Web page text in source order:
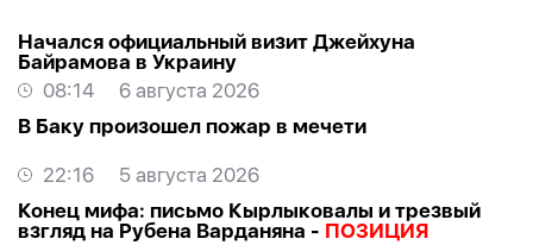
Начался официальный визит Джейхуна
Байрамова в Украину
08:14
6 августа 2026
В Баку произошел пожар в мечети
22:16
5 августа 2026
Конец мифа: письмо Кырлыковалы и трезвый
взгляд на Рубена Варданяна - ПОЗИЦИЯ